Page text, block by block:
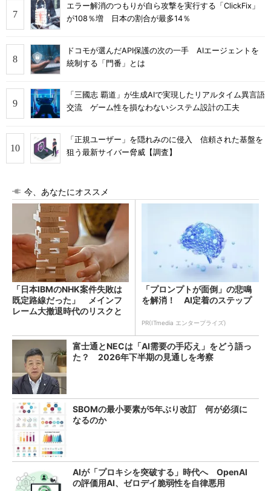
エラー解消のつもりが自ら攻撃を実行する「ClickFix」
が108％増 日本の割合が最多14％
ドコモが選んだAPI保護の次の一手 AIエージェントを
統制する「門番」とは
「三國志 覇道」が生成AIで実現したリアルタイム異言語
交流 ゲーム性を損なわないシステム設計の工夫
「正規ユーザー」を隠れみのに侵入 信頼された基盤を
狙う最新サイバー脅威【調査】
今、あなたにオススメ
「日本IBMのNHK案件失敗は
既定路線だった」 メインフ
レーム大撤退時代のリスクと
「プロンプトが面倒」の悲鳴
を解消！ AI定着のステップ
PR(ITmedia エンタープライズ)
富士通とNECは「AI需要の手応え」をどう語っ
た？ 2026年下半期の見通しを考察
SBOMの最小要素が5年ぶり改訂 何が必須に
なるのか
AIが「プロキシを突破する」時代へ OpenAI
の評価用AI、ゼロデイ脆弱性を自律悪用